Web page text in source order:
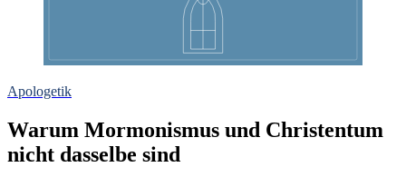
Apologetik
Warum Mormonismus und Christentum
nicht dasselbe sind